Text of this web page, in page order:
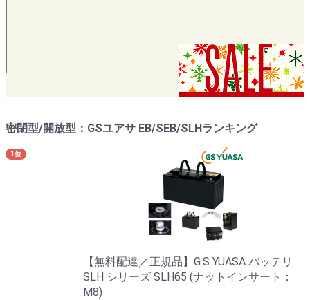
密閉型/開放型：GSユアサ EB/SEB/SLHランキング
1位
【無料配達／正規品】G.S YUASA バッテリ
SLH シリーズ SLH65 (ナットインサート：
M8)